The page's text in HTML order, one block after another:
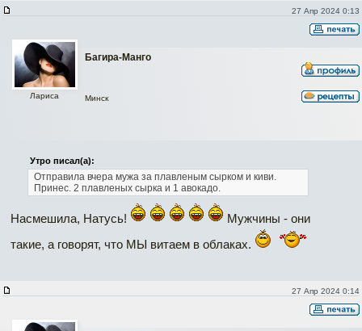
27 Апр 2024 0:13
Багира-Манго
Лариса Минск
Утро писал(а):
Отправила вчера мужа за плавленым сырком и киви.
Принес. 2 плавленых сырка и 1 авокадо.
Насмешила, Натусь!
Мужчины - они
такие, а говорят, что МЫ витаем в облаках.
27 Апр 2024 0:14